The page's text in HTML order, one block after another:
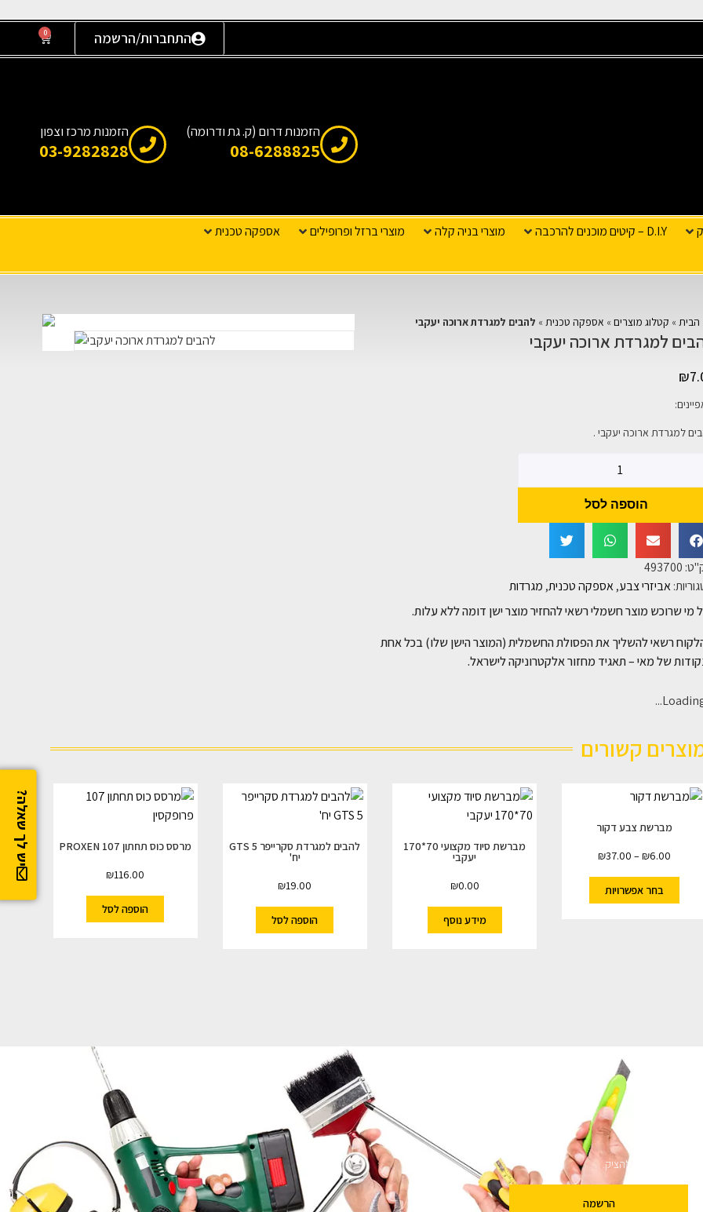
התחברות/הרשמה 0
יש לך שאלה?
הזמנות דרום (ק. גת ודרומה)
08-6288825
הזמנות מרכז וצפון
03-9282828
D.I.Y – קיטים מוכנים להרכבה מוצרי בניה קלה מוצרי ברזל ופרופילים אספקה טכנית
» קטלוג מוצרים» אספקה טכנית» להבים למגרדת ארוכה יעקבי
למגרדת ארוכה יעקבי
₪
למגרדת ארוכה יעקבי .
הוספה לסל
493700
אביזרי צבע,אספקה טכנית, מגרדות
מי שרוכש מוצר חשמלי רשאי להחזיר מוצר ישן דומה ללא עלות.
רשאי להשליך את הפסולת החשמלית (המוצר הישן שלו) בכל אחת
של מאי – תאגיד מחזור אלקטרוניקה לישראל.
קשורים
מברשת צבע דקור
₪6.00
–
₪37.00
בחר אפשרויות
מברשת סיוד מקצועי 70*170
יעקבי
₪0.00
מידע נוסף
להבים למגרדת סקרייפר GTS 5
יח'
₪19.00
הוספה לסל
מרסס כוס תחתון 107 PROXEN
₪116.00
הוספה לסל
מבטיחים לא להציק.
הרשמה